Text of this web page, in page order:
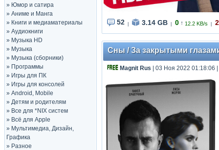
» Юмор и сатира
» Аниме и Манга
» Книги и медиаматериалы
» Аудиокниги
» Музыка HD
» Музыка
» Музыка (сборники)
» Программы
» Игры для ПК
» Игры для консолей
» Android, Mobile
» Детям и родителям
» Все для *NIX систем
» Всё для Apple
» Мультимедиа, Дизайн,
Графика
» Разное
52 3.14 GB 0 ↑ 12.2 KB/s 2
Сны / За закрытыми глазами
Magnit Rus | 03 Ноя 2022 01:18:06